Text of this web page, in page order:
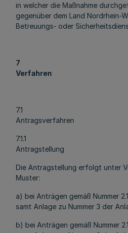
in welcher die Maßnahme
gegenüber dem Land Nordrhein-
Betreuungs- oder
7
Verfahren
7.1
Antragsverfahren
7.1.1
Antragstellung
Die Antragstellung erfolgt unter
Muster:
a) bei Anträgen gemäß Nummer
samt Anlage zu Nummer 3 der
b) bei Anträgen gemäß Nummer